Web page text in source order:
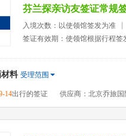
芬兰探亲访友签证常规
入境次数：以使领馆签发为准
签证有效期：使领馆根据行程签
料 受理范围
14出行的签证 供应商：北京乔旅